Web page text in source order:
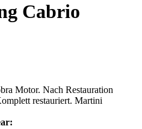
Cabrio
Motor. Nach Restauration
restauriert. Martini